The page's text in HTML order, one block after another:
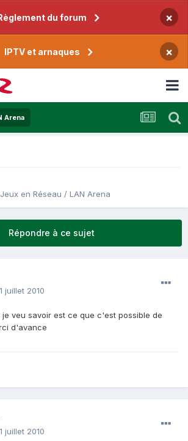
du forum ×
IPTV et arnaques ×
Arena
Jeux en Réseau / LAN Arena
Répondre à ce sujet
juillet 2010
je veu savoir est ce que c'est possible de
d'avance
juillet 2010